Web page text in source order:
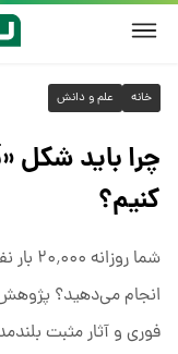
خانه علم و دانش
چرا باید
کنیم؟
شما
انجام می‌دهید؟
فوری و آثار مثبت